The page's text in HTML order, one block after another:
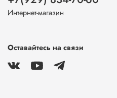
Интернет-магазин
Оставайтесь на связи